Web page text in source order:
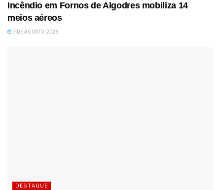
Incêndio em Fornos de Algodres mobiliza 14
meios aéreos
7 DE AGOSTO, 2026
DESTAQUE